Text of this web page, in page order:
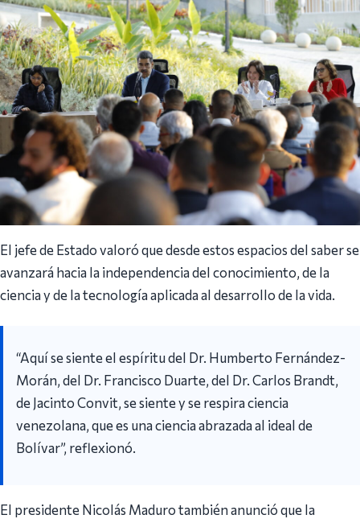
El jefe de Estado valoró que desde estos espacios del saber se
avanzará hacia la independencia del conocimiento, de la
ciencia y de la tecnología aplicada al desarrollo de la vida.
“Aquí se siente el espíritu del Dr. Humberto Fernández-
Morán, del Dr. Francisco Duarte, del Dr. Carlos Brandt,
de Jacinto Convit, se siente y se respira ciencia
venezolana, que es una ciencia abrazada al ideal de
Bolívar”, reflexionó.
El presidente Nicolás Maduro también anunció que la